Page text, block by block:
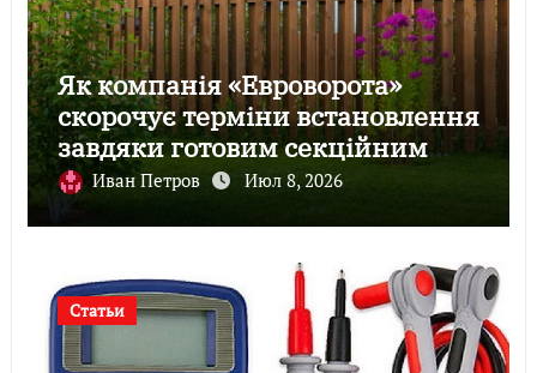
Як компанія «Евроворота»
скорочує терміни встановлення
завдяки готовим секційним
воротам
Иван Петров Июл 8, 2026
Статьи